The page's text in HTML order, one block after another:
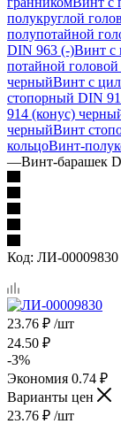
полукруглой
полупотайной
DIN 963 (-)Винт с
потайной
черныйВинт с
стопорный DIN
914 (конус)
черныйВинт
кольцоВинт-
—Винт-барашек
Код: ЛИ-00009830
23.76 ₽ /шт
24.50 ₽
-3%
Экономия 0.74 ₽
Варианты цен
23.76 ₽ /шт